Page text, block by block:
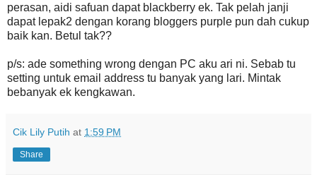
perasan, aidi safuan dapat blackberry ek. Tak pelah janji
dapat lepak2 dengan korang bloggers purple pun dah cukup
baik kan. Betul tak??
p/s: ade something wrong dengan PC aku ari ni. Sebab tu
setting untuk email address tu banyak yang lari. Mintak
bebanyak ek kengkawan.
Cik Lily Putih at 1:59 PM
Share